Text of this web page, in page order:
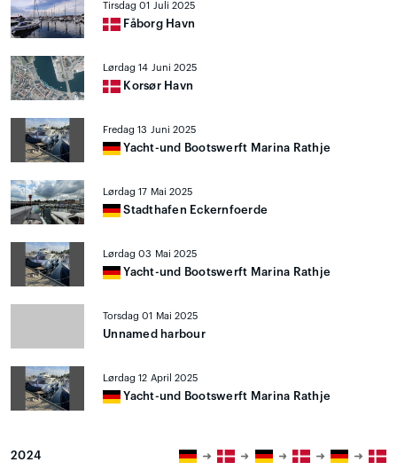
Tirsdag 01 Juli 2025
Fåborg Havn
Lørdag 14 Juni 2025
Korsør Havn
Fredag 13 Juni 2025
Yacht-und Bootswerft Marina Rathje
Lørdag 17 Mai 2025
Stadthafen Eckernfoerde
Lørdag 03 Mai 2025
Yacht-und Bootswerft Marina Rathje
Torsdag 01 Mai 2025
Unnamed harbour
Lørdag 12 April 2025
Yacht-und Bootswerft Marina Rathje
2024